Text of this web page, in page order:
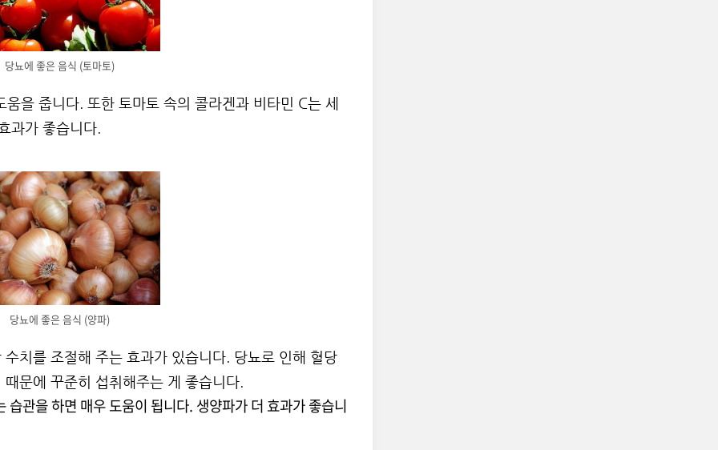
당뇨에 좋은 음식 (토마토)
을 줍니다. 또한 토마토 속의 콜라겐과 비타민 C는 세
과가 좋습니다.
당뇨에 좋은 음식 (양파)
치를 조절해 주는 효과가 있습니다. 당뇨로 인해 혈당
문에 꾸준히 섭취해주는 게 좋습니다.
습관을 하면 매우 도움이 됩니다. 생양파가 더 효과가 좋습니